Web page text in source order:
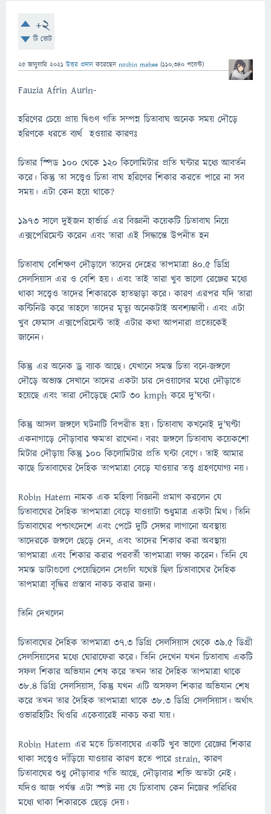
+2
টি ভোট
25 জানুয়ারি 2021 উত্তর প্রদান করেছেন noshin mahee (110,340 পয়েন্ট)
Fauzia Afrin Aurin-
হরিণের চেয়ে প্রায় দ্বিগুণ গতি সম্পন্ন চিতাবাঘ অনেক সময় দৌড়ে
হরিণকে ধরতে ব্যর্থ হওয়ার কারণঃ
চিতার স্পিড 100 থেকে 120 কিলোমিটার প্রতি ঘন্টার মধ্যে আবর্তন
করে। কিন্তু তা সত্ত্বেও চিতা বাঘ হরিণের শিকার করতে পারে না সব
সময়। এটা কেন হয়ে থাকে?
1973 সালে দুইজন হার্ভার্ড এর বিজ্ঞানী কয়েকটি চিতাবাঘ নিয়ে
এক্সপেরিমেন্ট করেন এবং তারা এই সিদ্ধান্তে উপনীত হন
চিতাবাঘ বেশিক্ষণ দৌড়ালে তাদের দেহের তাপমাত্রা 40.5 ডিগ্রি
সেলসিয়াস এর ও বেশি হয়। এবং তাই তারা খুব ভালো রেঞ্জের মধ্যে
থাকা সত্ত্বেও তাদের শিকারকে হাতছাড়া করে। কারণ এরপর যদি তারা
কন্টিনিউ করে তাহলে তাদের মৃত্যু অনেকটাই অবশ্যম্ভাবী। এবং এটা
খুব ফেমাস এক্সপেরিমেন্ট তাই এটার কথা আপনারা প্রত্যেকেই
জানেন।
কিন্তু এর অনেক ড্র ব্যাক আছে। যেখানে সমস্ত চিতা বনে-জঙ্গলে
দৌড়ে অভ্যস্ত সেখানে তাদের একটা চার দেওয়ালের মধ্যে দৌড়াতে
হয়েছে এবং তারা দৌড়েছে মোট 30 kmph করে দু'ঘন্টা।
কিন্তু আসল জঙ্গলে ঘটনাটি বিপরীত হয়। চিতাবাঘ কখনোই দু'ঘণ্টা
একনাগাড়ে দৌড়াবার ক্ষমতা রাখেনা। বরং জঙ্গলে চিতাবাঘ কয়েকশো
মিটার দৌড়ায় কিন্তু 100 কিলোমিটার প্রতি ঘন্টা বেগে। তাই আমার
কাছে চিতাবাঘের দৈহিক তাপমাত্রা বেড়ে যাওয়ার তত্ত্ব গ্রহণযোগ্য নয়।
Robin Hatem নামক এক মহিলা বিজ্ঞানী প্রমাণ করলেন যে
চিতাবাঘের দৈহিক তাপমাত্রা বেড়ে যাওয়াটা শুধুমাত্র একটা মিথ। তিনি
চিতাবাঘের পশ্চাৎদেশে এবং পেটে দুটি সেন্সর লাগানো অবস্থায়
তাদেরকে জঙ্গলে ছেড়ে দেন, এবং তাদের শিকার করা অবস্থায়
তাপমাত্রা এবং শিকার করার পরবর্তী তাপমাত্রা লক্ষ্য করেন। তিনি যে
সমস্ত ডাটাগুলো পেয়েছিলেন সেগুলি যথেষ্ট ছিল চিতাবাঘের দৈহিক
তাপমাত্রা বৃদ্ধির প্রস্তাব নাকচ করার জন্য।
তিনি দেখলেন
চিতাবাঘের দৈহিক তাপমাত্রা 37.3 ডিগ্রি সেলসিয়াস থেকে 39.5 ডিগ্রী
সেলসিয়াসের মধ্যে ঘোরাফেরা করে। তিনি দেখেন যখন চিতাবাঘ একটি
সফল শিকার অভিযান শেষ করে তখন তার দৈহিক তাপমাত্রা থাকে
38.4 ডিগ্রি সেলসিয়াস, কিন্তু যখন এটি অসফল শিকার অভিযান শেষ
করে তখন তার দৈহিক তাপমাত্রা থাকে 38.3 ডিগ্রি সেলসিয়াস। অর্থাৎ
ওভারহিটিং থিওরি একেবারেই নাকচ করা যায়।
Robin Hatem এর মতে চিতাবাঘের একটি খুব ভালো রেঞ্জের শিকার
থাকা সত্ত্বেও দাঁড়িয়ে যাওয়ার কারণ হতে পারে strain, কারণ
চিতাবাঘের শুধু দৌড়াবার গতি আছে, দৌড়াবার শক্তি অতটা নেই।
যদিও আজ পর্যন্ত এটা স্পষ্ট নয় যে চিতাবাঘ কেন নিজের পরিধির
মধ্যে থাকা শিকারকে ছেড়ে দেয়।